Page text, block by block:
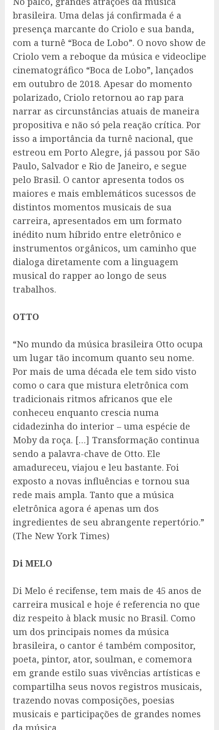
brasileira. Uma delas já confirmada é a
presença marcante do Criolo e sua banda,
com a turnê “Boca de Lobo”. O novo show de
Criolo vem a reboque da música e videoclipe
cinematográfico “Boca de Lobo”, lançados
em outubro de 2018. Apesar do momento
polarizado, Criolo retornou ao rap para
narrar as circunstâncias atuais de maneira
propositiva e não só pela reação crítica. Por
isso a importância da turnê nacional, que
estreou em Porto Alegre, já passou por São
Paulo, Salvador e Rio de Janeiro, e segue
pelo Brasil. O cantor apresenta todos os
maiores e mais emblemáticos sucessos de
distintos momentos musicais de sua
carreira, apresentados em um formato
inédito num híbrido entre eletrônico e
instrumentos orgânicos, um caminho que
dialoga diretamente com a linguagem
musical do rapper ao longo de seus
trabalhos.
OTTO
“No mundo da música brasileira Otto ocupa
um lugar tão incomum quanto seu nome.
Por mais de uma década ele tem sido visto
como o cara que mistura eletrônica com
tradicionais ritmos africanos que ele
conheceu enquanto crescia numa
cidadezinha do interior – uma espécie de
Moby da roça. […] Transformação continua
sendo a palavra-chave de Otto. Ele
amadureceu, viajou e leu bastante. Foi
exposto a novas influências e tornou sua
rede mais ampla. Tanto que a música
eletrônica agora é apenas um dos
ingredientes de seu abrangente repertório.”
(The New York Times)
Di MELO
Di Melo é recifense, tem mais de 45 anos de
carreira musical e hoje é referencia no que
diz respeito à black music no Brasil. Como
um dos principais nomes da música
brasileira, o cantor é também compositor,
poeta, pintor, ator, soulman, e comemora
em grande estilo suas vivências artísticas e
compartilha seus novos registros musicais,
trazendo novas composições, poesias
musicais e participações de grandes nomes